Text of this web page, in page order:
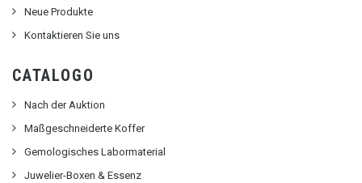
Neue Produkte
Kontaktieren Sie uns
CATALOGO
Nach der Auktion
Maßgeschneiderte Koffer
Gemologisches Labormaterial
Juwelier-Boxen & Essenz